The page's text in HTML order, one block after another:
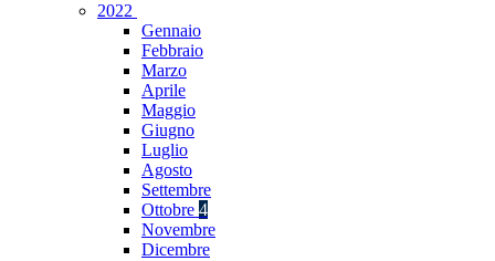
2022
Gennaio
Febbraio
Marzo
Aprile
Maggio
Giugno
Luglio
Agosto
Settembre
Ottobre 4
Novembre
Dicembre